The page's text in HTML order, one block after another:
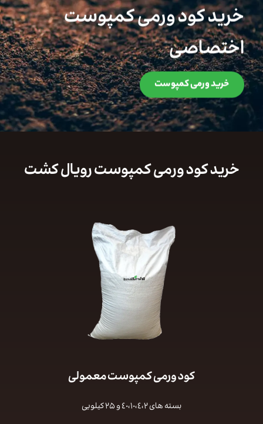
خرید كود ورمی كمپوست
اختصاصی
خرید ورمی کمپوست
خرید کود ورمی کمپوست رویال کشت
کود ورمی کمپوست معمولی
بسته های ٤٠،١٠،٤،٢ و ۲۵ کیلویی